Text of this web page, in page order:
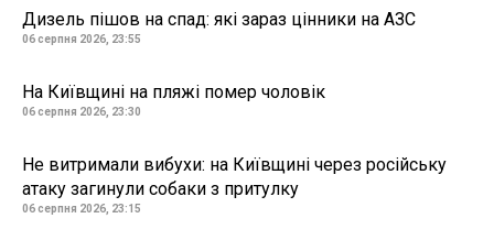
Дизель пішов на спад: які зараз цінники на АЗС
06 серпня 2026, 23:55
На Київщині на пляжі помер чоловік
06 серпня 2026, 23:30
Не витримали вибухи: на Київщині через російську
атаку загинули собаки з притулку
06 серпня 2026, 23:15